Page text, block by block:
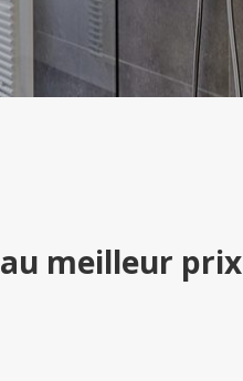
au meilleur prix